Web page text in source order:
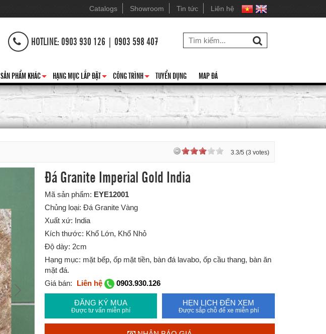
Catalogs Showroom Tin tức Liên hệ
HOTLINE: 0903 930 126 | 0903 598 407
+
SẢN PHẨM KHÁC
+
HẠNG MỤC LẮP ĐẶT
+
CÔNG TRÌNH TUYỂN DỤNG MAP ĐÁ
3.3/5 (3 votes)
Đá Granite Imperial Gold India
Mã sản phẩm: EYE12001
Chủng loại: Đá Granite Vàng
Xuất xứ: India
Kích thước: Khổ Lớn, Khổ Nhỏ
Độ dày: 2cm
Hạng mục: mặt bếp, ốp mặt tiền, bàn đá lavabo, ốp cầu thang, bàn ăn
mặt đá.
Giá bán:
Liên hệ 0903.930.126
ĐĂNG KÝ MUA
Được tư vấn miễn phí
HẸN LỊCH ĐẾN XEM
Được sắp chỗ để xe miễn phí